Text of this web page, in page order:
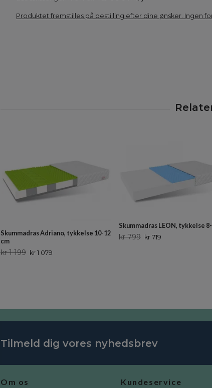
Produktet fremstilles på bestilling efter dine ønsker. Ingen
Skummadras Adriano, tykkelse 10-12
cm
kr 1 199 kr 1 079
Skummadras LEON, tykkelse
kr 799 kr 719
Tilmeld dig vores nyhedsbrev
Om os Kundeservice